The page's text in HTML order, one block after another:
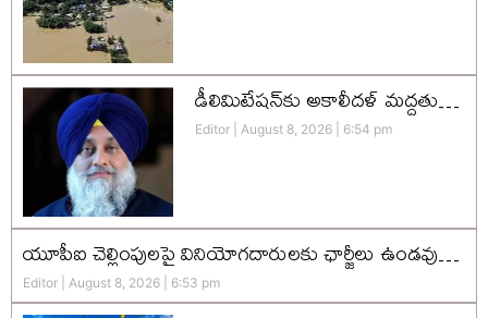
డీలిమిటేషన్‌కు అకాలీదళ్‌ మద్దతు…
Editor August 8, 2026 6:54 pm
యూపీఐ చెల్లింపులపై వినియోగదారులకు ఛార్జీలు ఉండవు…
Editor August 8, 2026 6:53 pm